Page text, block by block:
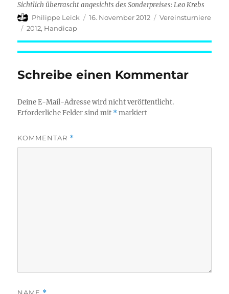
Sichtlich überrascht angesichts des Sonderpreises: Leo Krebs
Autor
Philippe Leick
Veröffentlicht
16. November 2012 Kategorien
Vereinsturniere
Schlagwörter
2012, Handicap
Schreibe einen Kommentar
Deine E-Mail-Adresse wird nicht veröffentlicht.
Erforderliche Felder sind mit *markiert
KOMMENTAR *